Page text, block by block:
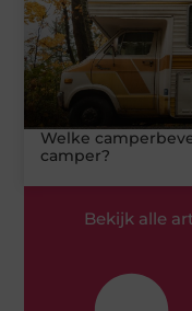
Welke
camper?
Bekijk alle